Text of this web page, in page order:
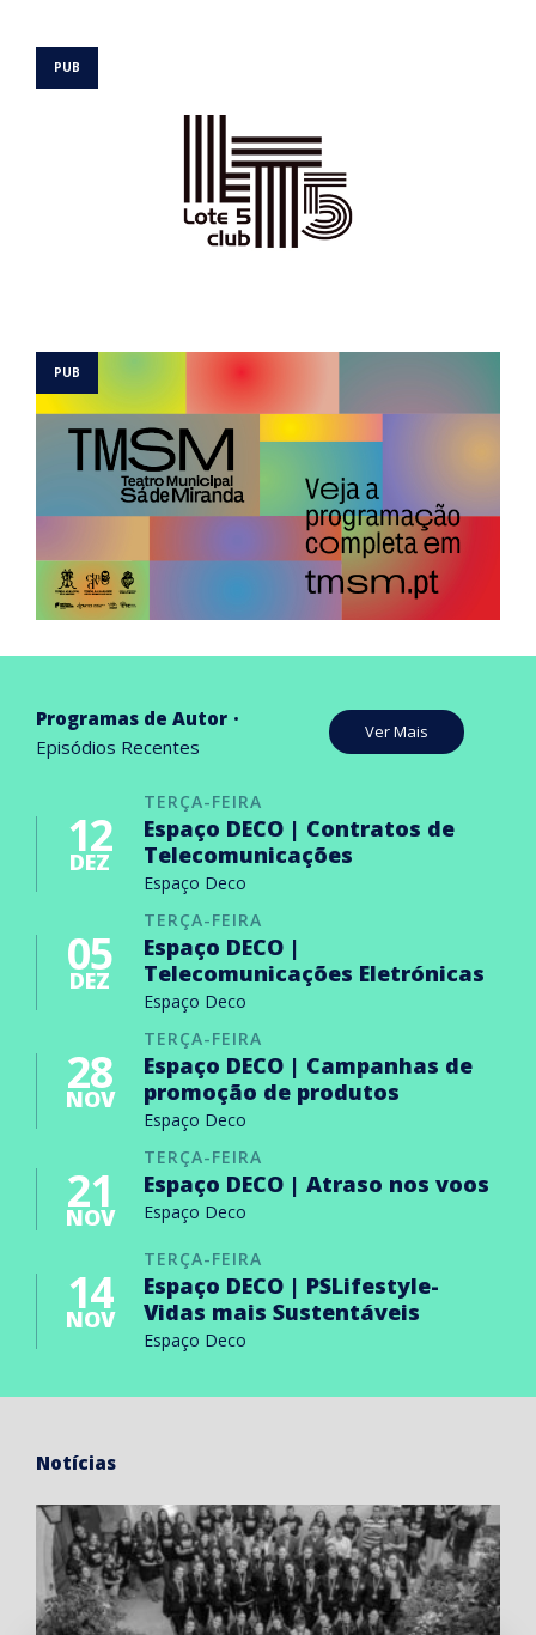
Programas de Autor
Episódios Recentes
Ver Mais
TERÇA-FEIRA
12
DEZ
Espaço DECO | Contratos de
Telecomunicações
Espaço Deco
TERÇA-FEIRA
05
DEZ
Espaço DECO |
Telecomunicações Eletrónicas
Espaço Deco
TERÇA-FEIRA
28
NOV
Espaço DECO | Campanhas de
promoção de produtos
Espaço Deco
TERÇA-FEIRA
21
NOV
Espaço DECO | Atraso nos voos
Espaço Deco
TERÇA-FEIRA
14
NOV
Espaço DECO | PSLifestyle-
Vidas mais Sustentáveis
Espaço Deco
Notícias